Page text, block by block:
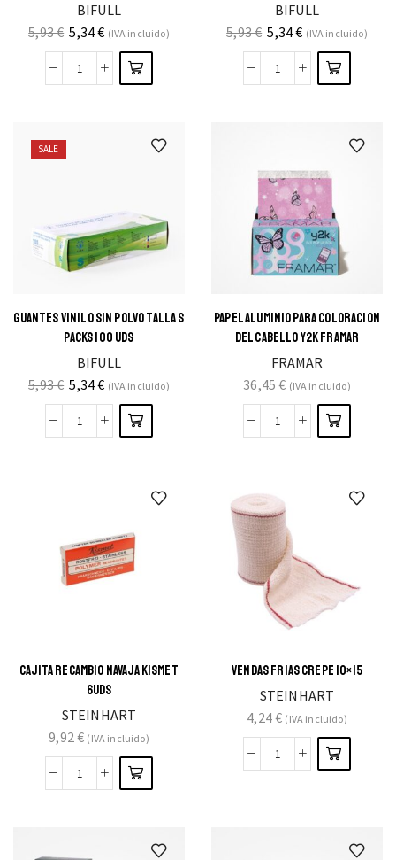
BIFULL
5,93€ 5,34€ (IVA incluido)
BIFULL
5,93€ 5,34€ (IVA incluido)
SALE
GUANTES VINILO SIN POLVO TALLA S
PACKS 100 UDS
BIFULL
5,93€ 5,34€ (IVA incluido)
PAPEL ALUMINIO PARA COLORACION
DEL CABELLO Y2K FRAMAR
FRAMAR
36,45€ (IVA incluido)
CAJITA RECAMBIO NAVAJA KISMET
6UDS
STEINHART
9,92€ (IVA incluido)
VENDAS FRIAS CREPE 10×15
STEINHART
4,24€ (IVA incluido)